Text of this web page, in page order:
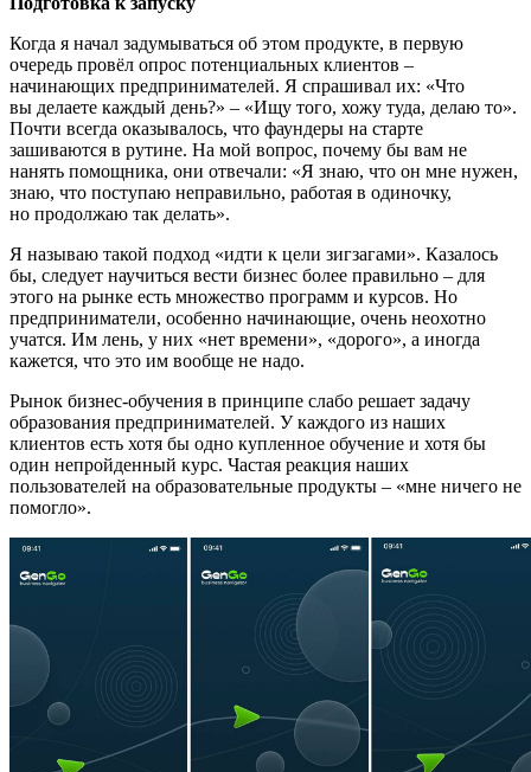
Когда я начал задумываться об этом продукте, в первую
очередь провёл опрос потенциальных клиентов –
начинающих предпринимателей. Я спрашивал их: «Что
вы делаете каждый день?» – «Ищу того, хожу туда, делаю то».
Почти всегда оказывалось, что фаундеры на старте
зашиваются в рутине. На мой вопрос, почему бы вам не
нанять помощника, они отвечали: «Я знаю, что он мне нужен,
знаю, что поступаю неправильно, работая в одиночку,
но продолжаю так делать».
Я называю такой подход «идти к цели зигзагами». Казалось
бы, следует научиться вести бизнес более правильно – для
этого на рынке есть множество программ и курсов. Но
предприниматели, особенно начинающие, очень неохотно
учатся. Им лень, у них «нет времени», «дорого», а иногда
кажется, что это им вообще не надо.
Рынок бизнес-обучения в принципе слабо решает задачу
образования предпринимателей. У каждого из наших
клиентов есть хотя бы одно купленное обучение и хотя бы
один непройденный курс. Частая реакция наших
пользователей на образовательные продукты – «мне ничего не
помогло».